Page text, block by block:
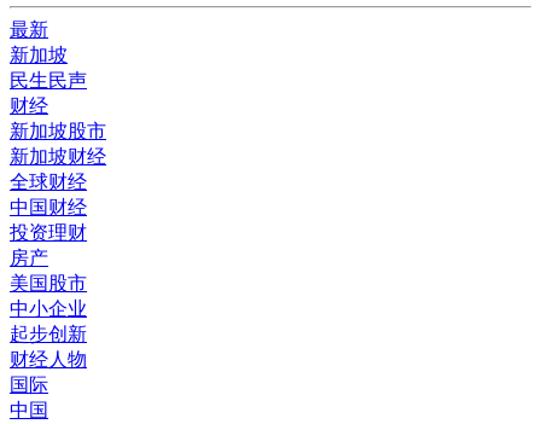
最新
新加坡
民生民声
财经
新加坡股市
新加坡财经
全球财经
中国财经
投资理财
房产
美国股市
中小企业
起步创新
财经人物
国际
中国